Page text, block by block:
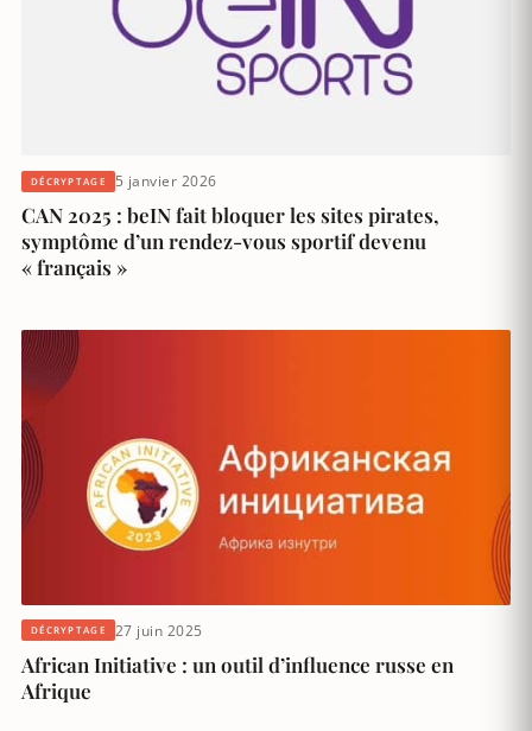
DÉCRYPTAGE 5 janvier 2026
CAN 2025 : beIN fait bloquer les sites pirates,
symptôme d’un rendez-vous sportif devenu
« français »
DÉCRYPTAGE 27 juin 2025
African Initiative : un outil d’influence russe en
Afrique